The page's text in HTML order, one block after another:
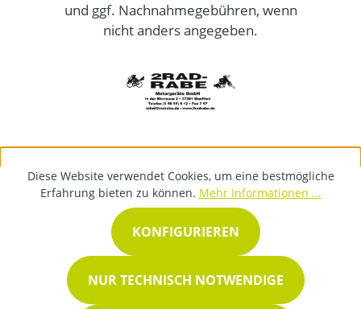
und ggf. Nachnahmegebühren, wenn
nicht anders angegeben.
Diese Website verwendet Cookies, um eine bestmögliche
Erfahrung bieten zu können. Mehr Informationen ...
NUR TECHNISCH NOTWENDIGE
KONFIGURIEREN